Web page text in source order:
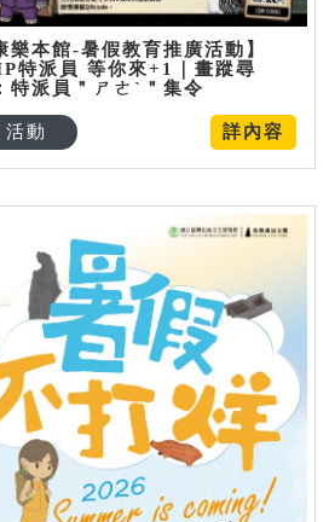
樂本館-暑假教育推廣活動】
特派員 等你來+1｜畫蹤尋
特派員＂ㄕㄜˋ＂集令
詳內容
活動